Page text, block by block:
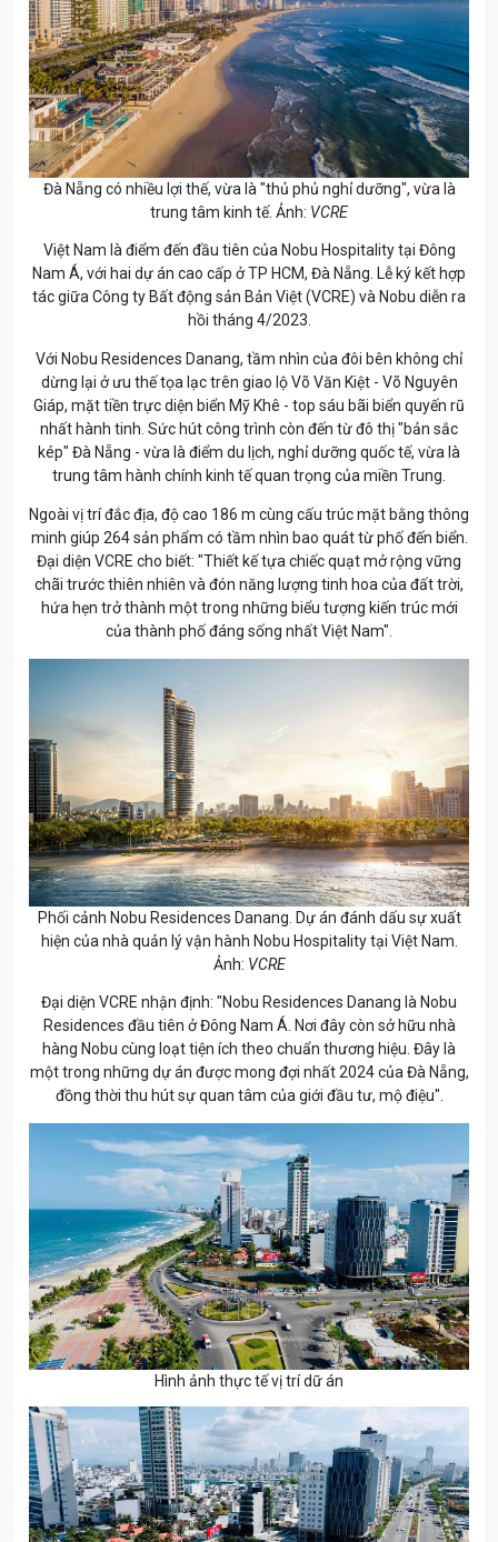
Đà Nẵng có nhiều lợi thế, vừa là "thủ phủ nghỉ dưỡng", vừa là
trung tâm kinh tế. Ảnh: VCRE
Việt Nam là điểm đến đầu tiên của Nobu Hospitality tại Đông
Nam Á, với hai dự án cao cấp ở TP HCM, Đà Nẵng. Lễ ký kết hợp
tác giữa Công ty Bất động sản Bản Việt (VCRE) và Nobu diễn ra
hồi tháng 4/2023.
Với Nobu Residences Danang, tầm nhìn của đôi bên không chỉ
dừng lại ở ưu thế tọa lạc trên giao lộ Võ Văn Kiệt - Võ Nguyên
Giáp, mặt tiền trực diện biển Mỹ Khê - top sáu bãi biển quyến rũ
nhất hành tinh. Sức hút công trình còn đến từ đô thị "bản sắc
kép" Đà Nẵng - vừa là điểm du lịch, nghỉ dưỡng quốc tế, vừa là
trung tâm hành chính kinh tế quan trọng của miền Trung.
Ngoài vị trí đắc địa, độ cao 186 m cùng cấu trúc mặt bằng thông
minh giúp 264 sản phẩm có tầm nhìn bao quát từ phố đến biển.
Đại diện VCRE cho biết: "Thiết kế tựa chiếc quạt mở rộng vững
chãi trước thiên nhiên và đón năng lượng tinh hoa của đất trời,
hứa hẹn trở thành một trong những biểu tượng kiến trúc mới
của thành phố đáng sống nhất Việt Nam".
Phối cảnh Nobu Residences Danang. Dự án đánh dấu sự xuất
hiện của nhà quản lý vận hành Nobu Hospitality tại Việt Nam.
Ảnh: VCRE
Đại diện VCRE nhận định: "Nobu Residences Danang là Nobu
Residences đầu tiên ở Đông Nam Á. Nơi đây còn sở hữu nhà
hàng Nobu cùng loạt tiện ích theo chuẩn thương hiệu. Đây là
một trong những dự án được mong đợi nhất 2024 của Đà Nẵng,
đồng thời thu hút sự quan tâm của giới đầu tư, mộ điệu".
Hình ảnh thực tế vị trí dữ án